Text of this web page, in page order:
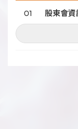
新聞分享
最新公告
01 股東會